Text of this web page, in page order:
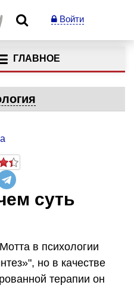
Войти
ГЛАВНОЕ
суть
в психологии
но в качестве
терапии он